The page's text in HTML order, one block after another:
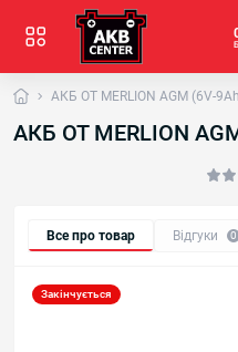
АКБ OT MERLION AGM (6V-
АКБ OT MERLION
Все про товар Відгуки 0
Закінчується